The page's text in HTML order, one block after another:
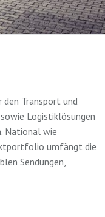
Transport und
Logistiklösungen
National wie
umfängt die
Sendungen,